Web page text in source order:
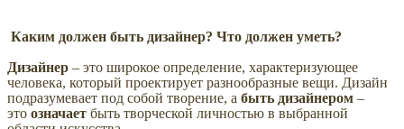
Каким должен быть дизайнер? Что должен уметь?
Дизайнер – это широкое определение, характеризующее
человека, который проектирует разнообразные вещи. Дизайн
подразумевает под собой творение, а быть дизайнером –
это означает быть творческой личностью в выбранной